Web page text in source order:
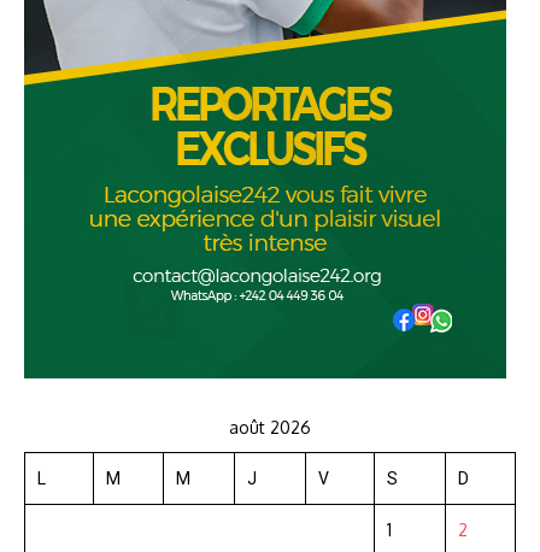
août 2026
L M M J V S D
1 2